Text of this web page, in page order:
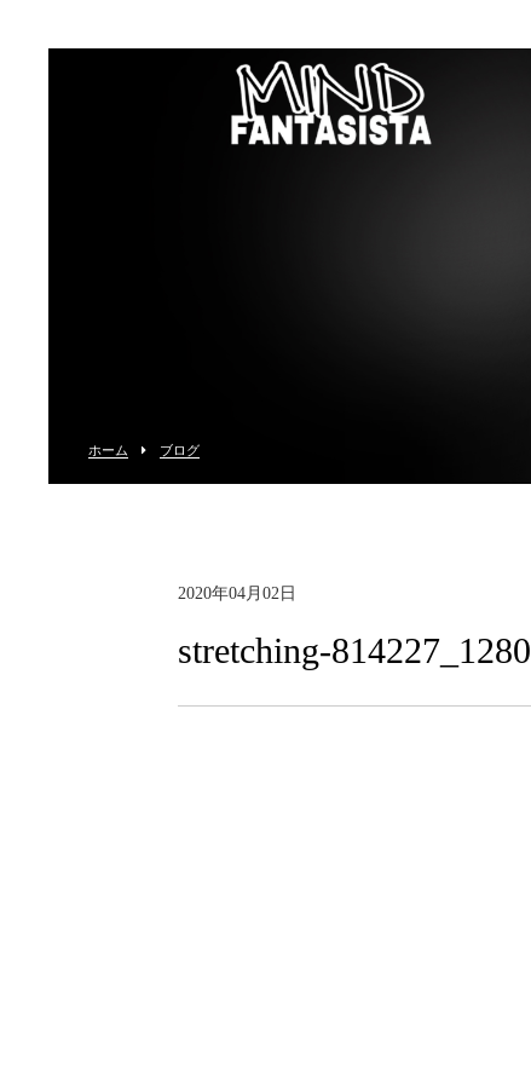
ホーム ブログ
2020年04月02日
stretching-814227_1280